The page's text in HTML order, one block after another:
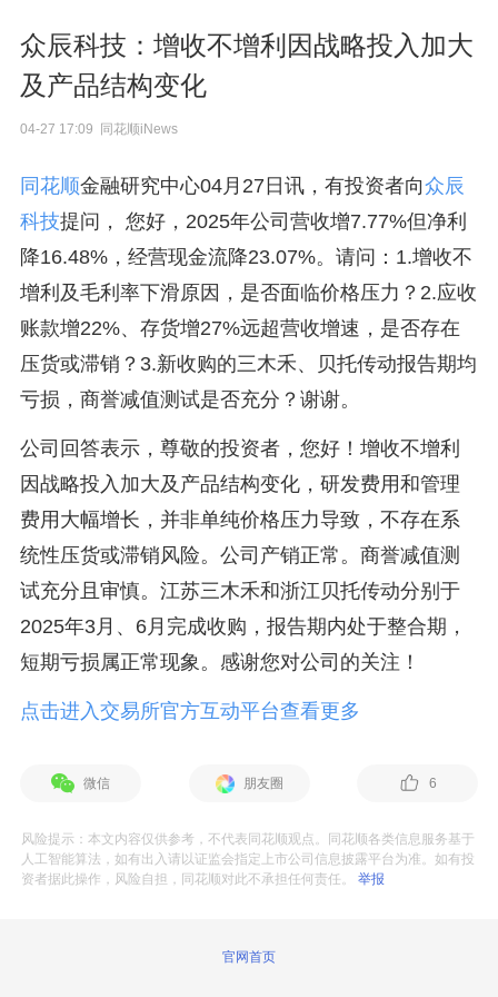
众辰科技：增收不增利因战略投入加大
及产品结构变化
04-27 17:09 同花顺iNews
同花顺金融研究中心04月27日讯，有投资者向众辰
科技提问， 您好，2025年公司营收增7.77%但净利
降16.48%，经营现金流降23.07%。请问：1.增收不
增利及毛利率下滑原因，是否面临价格压力？2.应收
账款增22%、存货增27%远超营收增速，是否存在
压货或滞销？3.新收购的三木禾、贝托传动报告期均
亏损，商誉减值测试是否充分？谢谢。
公司回答表示，尊敬的投资者，您好！增收不增利
因战略投入加大及产品结构变化，研发费用和管理
费用大幅增长，并非单纯价格压力导致，不存在系
统性压货或滞销风险。公司产销正常。商誉减值测
试充分且审慎。江苏三木禾和浙江贝托传动分别于
2025年3月、6月完成收购，报告期内处于整合期，
短期亏损属正常现象。感谢您对公司的关注！
点击进入交易所官方互动平台查看更多
微信 朋友圈 6
风险提示：本文内容仅供参考，不代表同花顺观点。同花顺各类信息服务基于
人工智能算法，如有出入请以证监会指定上市公司信息披露平台为准。如有投
资者据此操作，风险自担，同花顺对此不承担任何责任。举报
官网首页